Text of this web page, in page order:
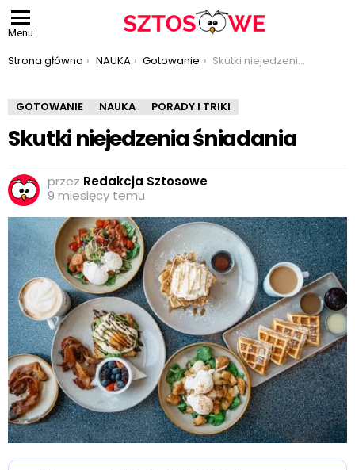
Menu
Jesteś tutaj:
Strona główna NAUKA Gotowanie Skutki niejedzenia śniadania
GOTOWANIE NAUKA PORADY I TRIKI
Skutki niejedzenia śniadania
przez Redakcja Sztosowe
9 miesięcy temu